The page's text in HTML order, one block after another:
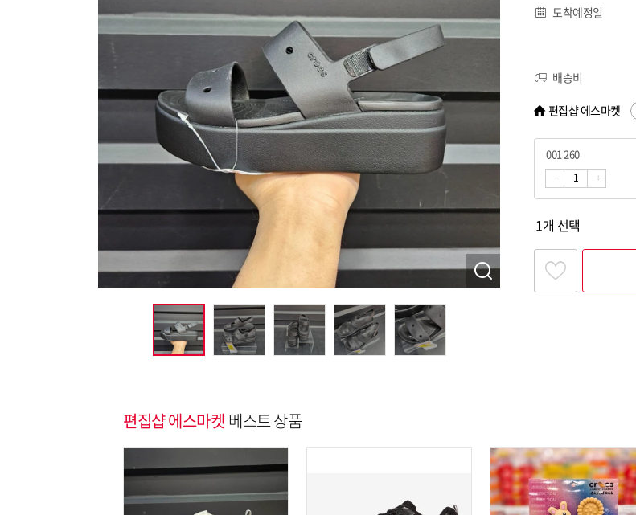
도착예정일
배송비
편집샵 에스마켓
001 260
1개 선택
편집샵 에스마켓 베스트 상품